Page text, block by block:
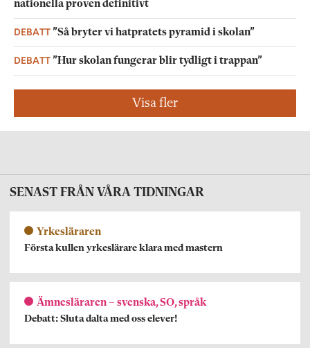
nationella proven definitivt
DEBATT”Så bryter vi hatpratets pyramid i skolan”
DEBATT”Hur skolan fungerar blir tydligt i trappan”
Visa fler
SENAST FRÅN VÅRA TIDNINGAR
Yrkesläraren
Första kullen yrkeslärare klara med mastern
Ämnesläraren – svenska, SO, språk
Debatt: Sluta dalta med oss elever!